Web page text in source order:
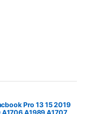
Pro 13 15 2019